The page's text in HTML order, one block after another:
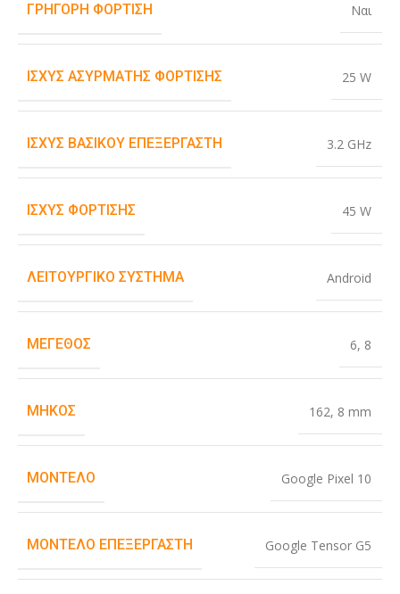
ΓΡΉΓΟΡΗ ΦΌΡΤΙΣΗ Ναι
ΙΣΧΎΣ ΑΣΎΡΜΑΤΗΣ ΦΌΡΤΙΣΗΣ 25 W
ΙΣΧΎΣ ΒΑΣΙΚΟΎ ΕΠΕΞΕΡΓΑΣΤΉ 3.2 GHz
ΙΣΧΎΣ ΦΌΡΤΙΣΗΣ 45 W
ΛΕΙΤΟΥΡΓΙΚΌ ΣΎΣΤΗΜΑ Android
ΜΈΓΕΘΟΣ 6, 8
ΜΉΚΟΣ 162, 8 mm
ΜΟΝΤΈΛΟ Google Pixel 10
ΜΟΝΤΈΛΟ ΕΠΕΞΕΡΓΑΣΤΉ Google Tensor G5